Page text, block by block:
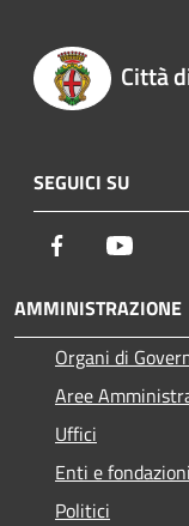
Città
SEGUICI SU
Facebook
AMMINISTRAZIONE
Organi di
Aree
Uffici
Enti e fondazioni
Politici